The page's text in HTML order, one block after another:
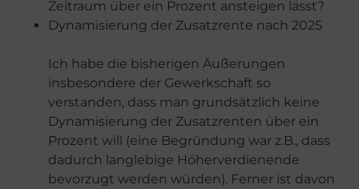
Zeitraum über ein Prozent ansteigen lässt?
Dynamisierung der Zusatzrente nach 2025
Ich habe die bisherigen Äußerungen
insbesondere der Gewerkschaft so
verstanden, dass man grundsätzlich keine
Dynamisierung der Zusatzrenten über ein
Prozent will (eine Begründung war z.B., dass
dadurch langlebige Höherverdienende
bevorzugt werden würden). Ferner ist davon